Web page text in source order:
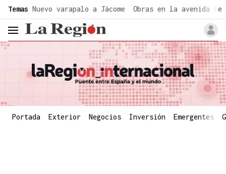
Temas Nuevo varapalo a Jácome Obras en la avenida de
header.menu.open
Portada Exterior Negocios Inversión Emergentes